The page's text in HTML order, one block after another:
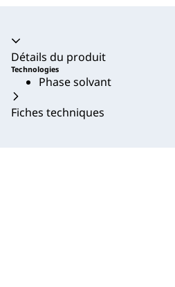
Accordéon fermé
Détails du produit
Technologies
Phase solvant
Fiches techniques